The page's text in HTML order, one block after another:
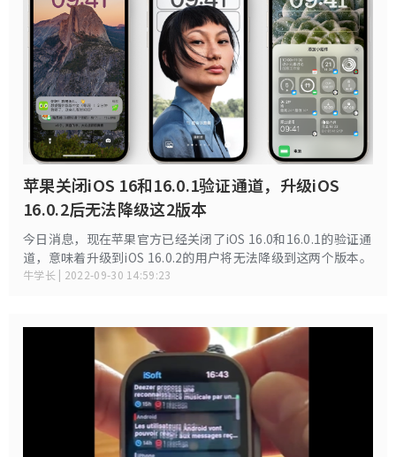
苹果关闭iOS 16和16.0.1验证通道，升级iOS
16.0.2后无法降级这2版本
今日消息，现在苹果官方已经关闭了iOS 16.0和16.0.1的验证通
道，意味着升级到iOS 16.0.2的用户将无法降级到这两个版本。
牛学长 | 2022-09-30 14:59:23